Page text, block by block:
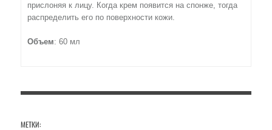
прислоняя к лицу. Когда крем появится на спонже, тогда
распределить его по поверхности кожи.
Объем: 60 мл
МЕТКИ: